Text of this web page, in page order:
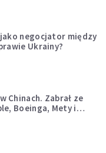
negocjator między
Ukrainy?
Chinach. Zabrał ze
Boeinga, Mety i